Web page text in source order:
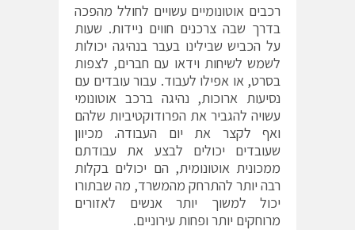
רכבים אוטונומיים עשויים לחולל מהפכה
בדרך שבה צרכנים חווים ניידות. שעות
על הכביש שבילינו בעבר בנהיגה יכולות
לשמש לשיחות וידאו עם חברים, לצפות
בסרט, או אפילו לעבוד. עבור עובדים עם
נסיעות ארוכות, נהיגה ברכב אוטונומי
עשויה להגביר את הפרודוקטיביות שלהם
ואף לקצר את יום העבודה. מכיוון
שעובדים יכולים לבצע את עבודתם
ממכונית אוטונומית, הם יכולים בקלות
רבה יותר להתרחק מהמשרד, מה שבתורו
יכול למשוך יותר אנשים לאזורים
מרוחקים יותר ופחות עירוניים.